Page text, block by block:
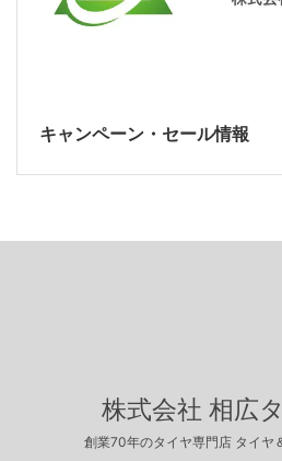
キャンペーン・セール情報
株式会社 相広
創業70年のタイヤ専門店 タイヤ